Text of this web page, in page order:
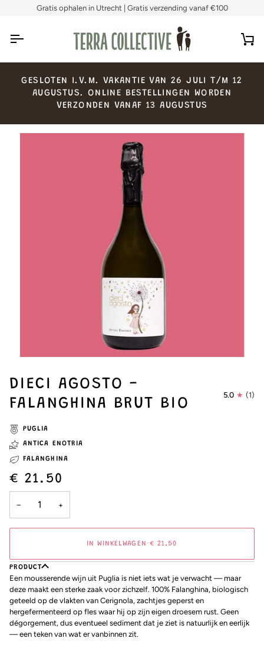
Gratis ophalen in Utrecht | Gratis verzending vanaf €100
GESLOTEN I.V.M. VAKANTIE VAN 26 JULI T/M 12
AUGUSTUS.
ONLINE BESTELLINGEN
WORDEN
VERZONDEN VANAF 13 AUGUSTUS
DIECI AGOSTO -
FALANGHINA BRUT BIO
5.0 (1)
PUGLIA
ANTICA ENOTRIA
FALANGHINA
€ 21.50
− +
IN WINKELWAGEN •€ 21,50
PRODUCT
Een mousserende wijn uit Puglia is niet iets wat je verwacht — maar
deze maakt een sterke zaak voor zichzelf. 100% Falanghina, biologisch
geteeld op de vlakten van Cerignola, zachtjes geperst en
hergefermenteerd op fles waar hij op zijn eigen droesem rust. Geen
dégorgement, dus eventueel sediment dat je ziet is natuurlijk en eerlijk
— een teken van wat er vanbinnen zit.